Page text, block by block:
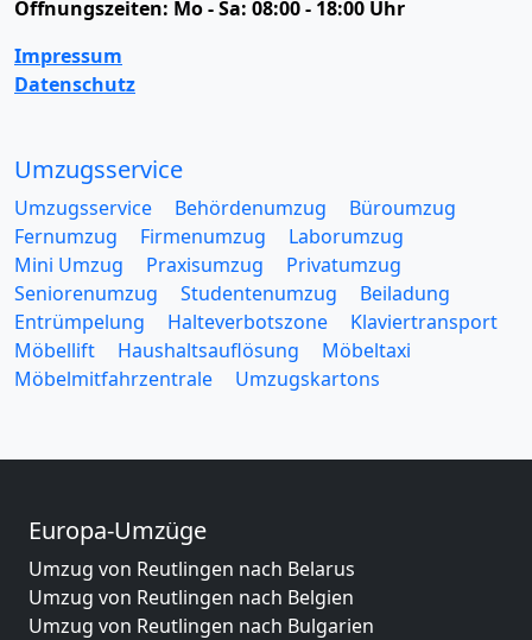
Öffnungszeiten: Mo - Sa: 08:00 - 18:00 Uhr
Impressum
Datenschutz
Umzugsservice
Umzugsservice Behördenumzug
Büroumzug
Fernumzug
Firmenumzug
Laborumzug
Mini Umzug
Praxisumzug
Privatumzug
Seniorenumzug
Studentenumzug
Beiladung
Entrümpelung
Halteverbotszone
Klaviertransport
Möbellift
Haushaltsauflösung
Möbeltaxi
Möbelmitfahrzentrale
Umzugskartons
Europa-Umzüge
Umzug von Reutlingen nach Belarus
Umzug von Reutlingen nach Belgien
Umzug von Reutlingen nach Bulgarien